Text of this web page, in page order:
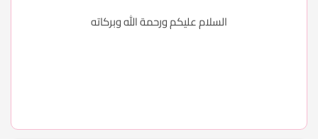
السلام عليكم ورحمة الله وبركاته